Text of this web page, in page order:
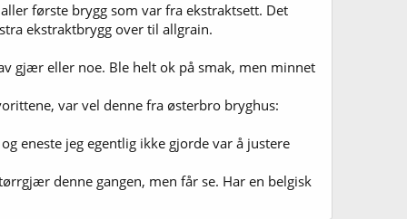
første brygg som var fra ekstraktsett. Det
ekstraktbrygg over til allgrain.
gjær eller noe. Ble helt ok på smak, men minnet
var vel denne fra østerbro bryghus:
eneste jeg egentlig ikke gjorde var å justere
denne gangen, men får se. Har en belgisk